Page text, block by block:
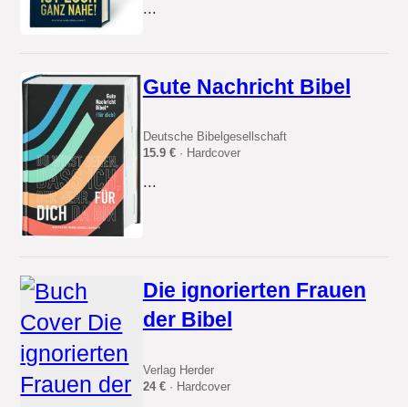
...
Gute Nachricht Bibel
Deutsche Bibelgesellschaft
15.9 €· Hardcover
...
Die ignorierten Frauen
der Bibel
Verlag Herder
24 €· Hardcover